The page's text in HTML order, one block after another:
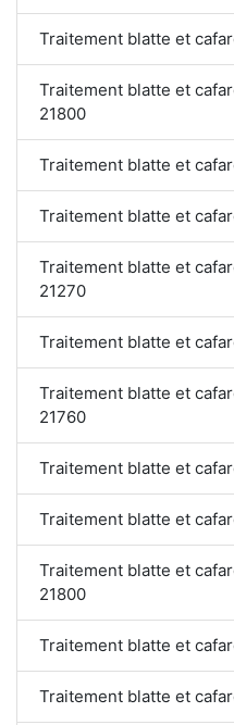
Traitement blatte et
Traitement blatte et
21800
Traitement blatte et
Traitement blatte et
Traitement blatte et
21270
Traitement blatte et
Traitement blatte et
21760
Traitement blatte et
Traitement blatte et
Traitement blatte et
21800
Traitement blatte et
Traitement blatte et